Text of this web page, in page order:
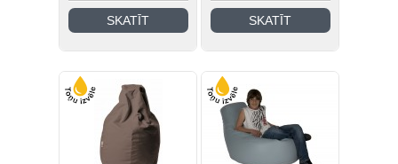
SKATĪT SKATĪT
Metāla mēbeles mantu
mēbeles (41)
Industriālā stila mēbeles (21)
Skolas mēbeles (185)